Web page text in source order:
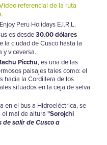
referencial de la ruta
Peru Holidays E.I.R.L.
es desde30.00 dólares
la ciudad de Cusco hasta la
y viceversa.
Picchu, es una de las
paisajes tales como: el
hacia la Cordillera de los
situados en la ceja de selva
en el bus a Hidroeléctrica, se
mal de altura "Sorojchi
de salir de Cusco a